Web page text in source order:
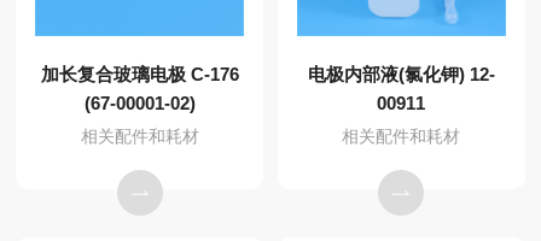
加长复合玻璃电极 C-176
(67-00001-02)
相关配件和耗材
电极内部液(氯化钾) 12-
00911
相关配件和耗材